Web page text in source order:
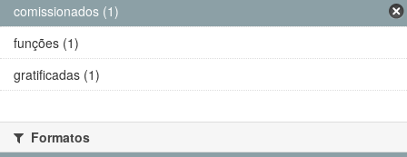
comissionados (1)
funções (1)
gratificadas (1)
Formatos